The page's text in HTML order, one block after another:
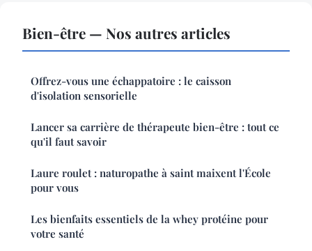
Bien-être — Nos autres articles
Offrez-vous une échappatoire : le caisson
d'isolation sensorielle
Lancer sa carrière de thérapeute bien-être : tout ce
qu'il faut savoir
Laure roulet : naturopathe à saint maixent l'École
pour vous
Les bienfaits essentiels de la whey protéine pour
votre santé